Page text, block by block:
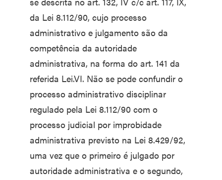
da Lei 8.112/90, cujo processo
administrativo e julgamento são da
competência da autoridade
administrativa, na forma do art. 141 da
referida Lei.VI. Não se pode confundir o
processo administrativo disciplinar
regulado pela Lei 8.112/90 com o
processo judicial por improbidade
administrativa previsto na Lei 8.429/92,
uma vez que o primeiro é julgado por
autoridade administrativa e o segundo,